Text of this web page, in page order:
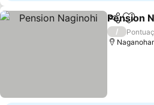
Partilhar
Pension
/